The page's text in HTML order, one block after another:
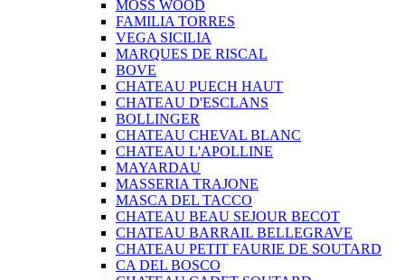
MOSS WOOD
FAMILIA TORRES
VEGA SICILIA
MARQUES DE RISCAL
BOVE
CHATEAU PUECH HAUT
CHATEAU D'ESCLANS
BOLLINGER
CHATEAU CHEVAL BLANC
CHATEAU L'APOLLINE
MAYARDAU
MASSERIA TRAJONE
MASCA DEL TACCO
CHATEAU BEAU SEJOUR BECOT
CHATEAU BARRAIL BELLEGRAVE
CHATEAU PETIT FAURIE DE SOUTARD
CA DEL BOSCO